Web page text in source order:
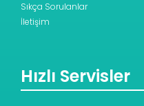
Sıkça Sorulanlar
İletişim
Hızlı Servisler